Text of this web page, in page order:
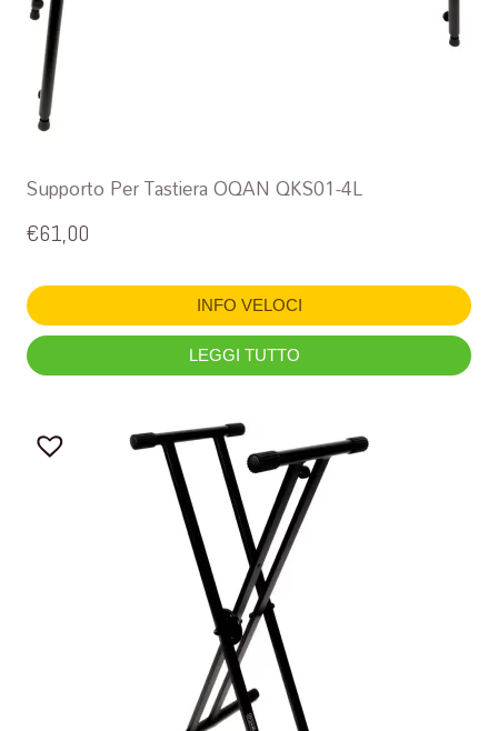
Supporto Per Tastiera OQAN QKS01-4L
€61,00
INFO VELOCI
LEGGI TUTTO